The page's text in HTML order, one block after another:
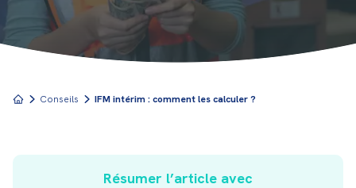
Conseils IFM intérim : comment les calculer ?
Résumer l’article avec